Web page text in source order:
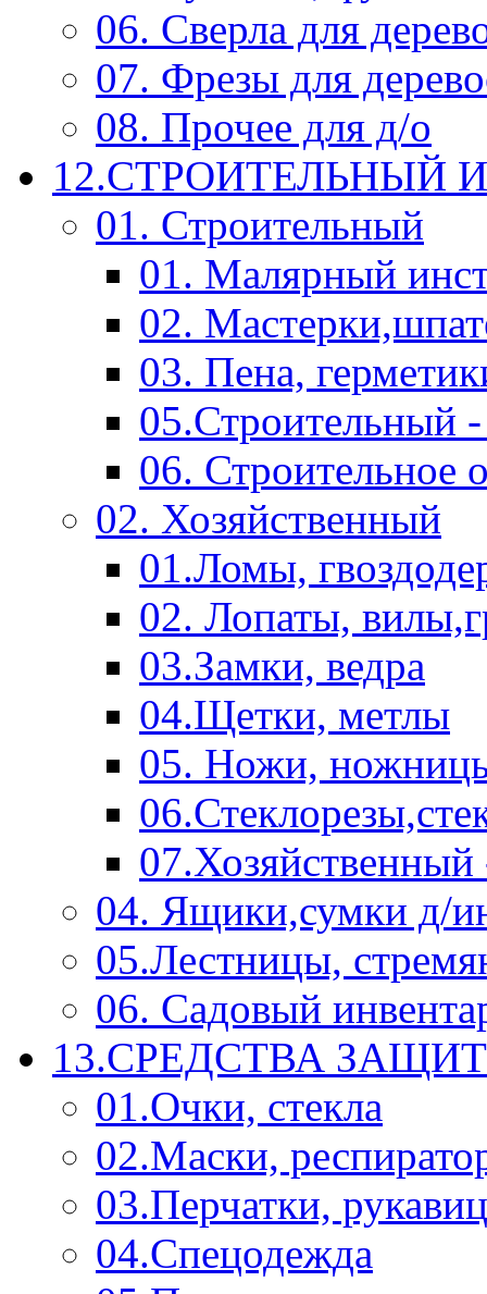
06. Сверла для
07. Фрезы для
08. Прочее для д/о
12.СТРОИТЕЛЬНЫЙ
01. Строительный
01. Малярный
02.
03. Пена,
05.Строительный
06. Строительное
02. Хозяйственный
01.Ломы,
02. Лопаты,
03.Замки, ведра
04.Щетки, метлы
05. Ножи,
07.Хозяйственный
04. Ящики,сумки д/
05.Лестницы,
06. Садовый
13.СРЕДСТВА
01.Очки, стекла
02.Маски,
03.Перчатки,
04.Спецодежда